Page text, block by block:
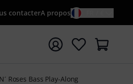
contacterA propos
terme de recherche
Roses Bass Play-Along